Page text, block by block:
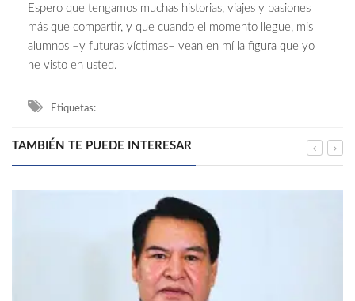
Espero que tengamos muchas historias, viajes y pasiones
más que compartir, y que cuando el momento llegue, mis
alumnos –y futuras víctimas– vean en mí la figura que yo
he visto en usted.
Etiquetas:
TAMBIÉN TE PUEDE INTERESAR